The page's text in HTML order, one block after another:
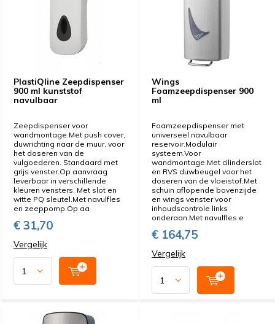
PlastiQline Zeepdispenser
900 ml kunststof
navulbaar
Zeepdispenser voor
wandmontage.Met push cover,
duwrichting naar de muur, voor
het doseren van de
vulgoederen. Standaard met
grijs venster.Op aanvraag
leverbaar in verschillende
kleuren vensters. Met slot en
witte PQ sleutel.Met navulfles
en zeeppomp.Op aa
€ 31,70
Vergelijk
Wings
Foamzeepdispenser 900
ml
Foamzeepdispenser met
universeel navulbaar
reservoir.Modulair
systeem.Voor
wandmontage.Met cilinderslot
en RVS duwbeugel voor het
doseren van de vloeistof.Met
schuin aflopende bovenzijde
en wings venster voor
inhoudscontrole links
onderaan.Met navulfles e
€ 164,75
Vergelijk